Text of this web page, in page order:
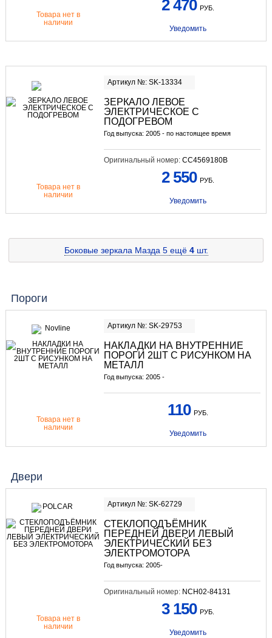
Товара нет в
наличии
2 470 РУБ.
Уведомить
Артикул №: SK-13334
ЗЕРКАЛО ЛЕВОЕ
ЭЛЕКТРИЧЕСКОЕ С
ПОДОГРЕВОМ
Год выпуска: 2005 - по настоящее время
Оригинальный номер: CC4569180B
Товара нет в
наличии
2 550 РУБ.
Уведомить
Боковые зеркала Мазда 5 ещё 4шт.
Пороги
Артикул №: SK-29753
НАКЛАДКИ НА ВНУТРЕННИЕ
ПОРОГИ 2ШТ С РИСУНКОМ НА
МЕТАЛЛ
Год выпуска: 2005 -
Товара нет в
наличии
110 РУБ.
Уведомить
Двери
Артикул №: SK-62729
СТЕКЛОПОДЪЁМНИК
ПЕРЕДНЕЙ ДВЕРИ ЛЕВЫЙ
ЭЛЕКТРИЧЕСКИЙ БЕЗ
ЭЛЕКТРОМОТОРА
Год выпуска: 2005-
Оригинальный номер: NCH02-84131
Товара нет в
наличии
3 150 РУБ.
Уведомить